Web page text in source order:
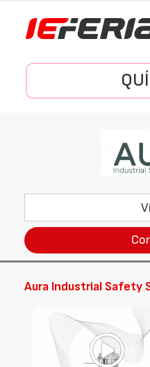
Aura Industrial Safety